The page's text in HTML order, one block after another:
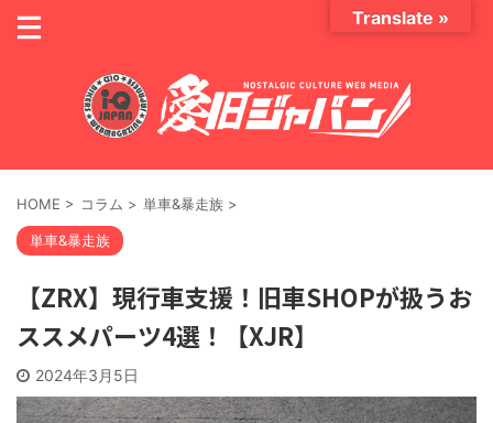
HOME > コラム > 単車&暴走族 >
単車&暴走族
【ZRX】現行車支援！旧車SHOPが扱うお
ススメパーツ4選！【XJR】
2024年3月5日
Translate »